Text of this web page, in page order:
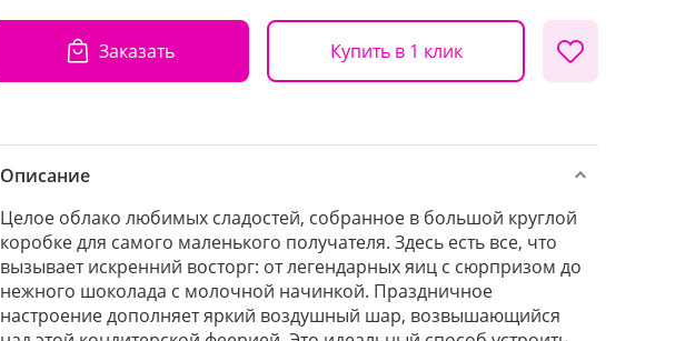
Заказать Купить в 1 клик
Описание
Целое облако любимых сладостей, собранное в большой круглой
коробке для самого маленького получателя. Здесь есть все, что
вызывает искренний восторг: от легендарных яиц с сюрпризом до
нежного шоколада с молочной начинкой. Праздничное
настроение дополняет яркий воздушный шар, возвышающийся